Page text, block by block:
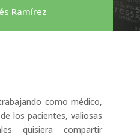
Ramírez
como médico,
los pacientes, valiosas
quisiera compartir